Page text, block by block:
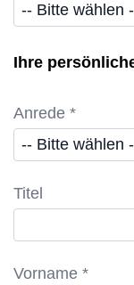
Ihre
Anrede *
Titel
Vorname *